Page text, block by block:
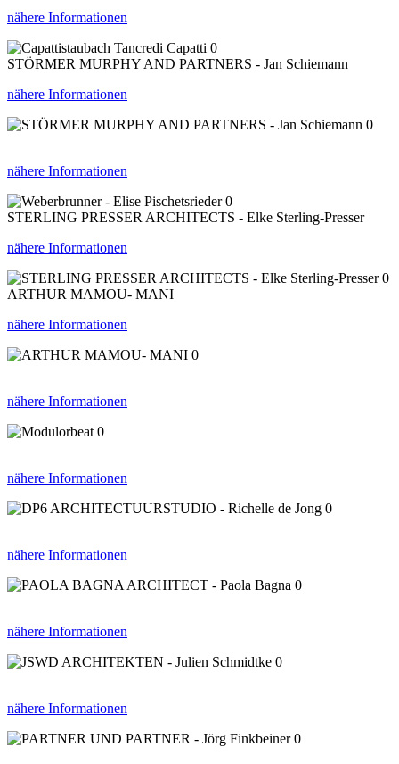
nähere Informationen
0
STÖRMER MURPHY AND PARTNERS - Jan Schiemann
nähere Informationen
0
nähere Informationen
0
STERLING PRESSER ARCHITECTS - Elke Sterling-Presser
nähere Informationen
0
ARTHUR MAMOU- MANI
nähere Informationen
0
nähere Informationen
0
nähere Informationen
0
nähere Informationen
0
nähere Informationen
0
nähere Informationen
0